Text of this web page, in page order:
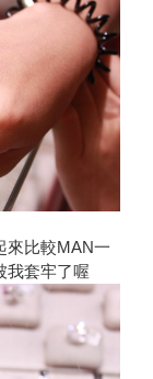
來比較MAN一
我套牢了喔